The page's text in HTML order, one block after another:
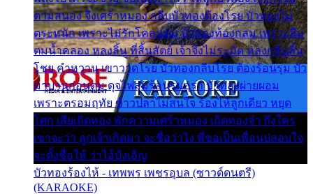
ตามสนอง จึงเศร้าหมอง กลีบบัวทองต้องโรย บัวทองไม่
ตระหนัก เพราะไม่รักโคลนตม บัวทองท้องกลม เพราะลืม
ตมน้ำคลอง หลงลิ้น ที่สิ้นสัตย์ เจ้าจึงไม่ระมัด หลงกลิ่นลิ้น
โชย คำหวาน เขาวาดโรย บัวทองกลีบโรย ต้องร้อนรุม บัว
มาบานก่อนตูม ดุจไฟสุมร้อนรุมอุรา บัวทองผ่ายผอม
เพราะตรอมฤทัย ข้าวปลาไม่สนใจ ร้องไห้ลูกเดียว หยุด
โศก เสียเถิดทอง พักความเศร้าหมอง เถิดทองจ๋า ถึงใคร
เขาจะว่า ลูกเจ้าเกิดมา จะชื่อว่าไง พี่ขอเป็นเพื่อนปลอบใจ
จะตั้งชื่อให้ ว่าไอ้บังเอิญ
บัวทองร้องไห้ - เทพพร เพชรอุบล (ซาวด์ดนตรี)
(KARAOKE)